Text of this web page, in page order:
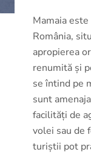
Mamaia
România,
apropierea
renumită și
se întind pe
sunt
facilități de
volei sau de
turiștii pot